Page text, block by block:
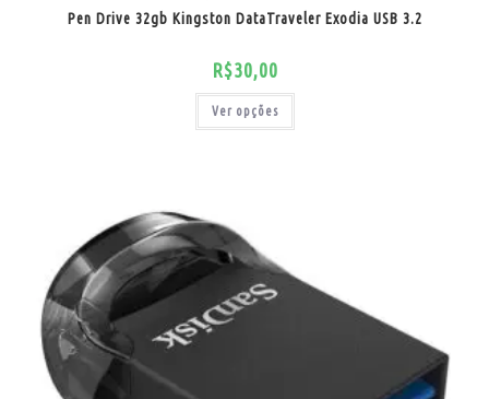
Pen Drive 32gb Kingston DataTraveler Exodia USB 3.2
R$30,00
Ver opções